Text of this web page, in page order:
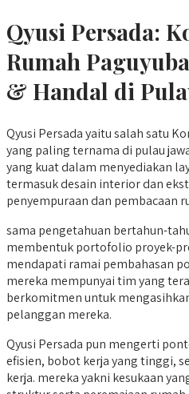
Qyusi Persada:
Rumah
& Handal di
Qyusi Persada yaitu salah satu
yang paling ternama di pulau
yang kuat dalam menyediakan
termasuk desain interior dan
penyempuraan dan pembacaan
sama pengetahuan bertahun-
membentuk portofolio proyek-
mendapati ramai pembahasan
mereka mempunyai tim yang
berkomitmen untuk
pelanggan mereka.
Qyusi Persada pun mengerti
efisien, bobot kerja yang tinggi,
kerja. mereka yakni kesukaan